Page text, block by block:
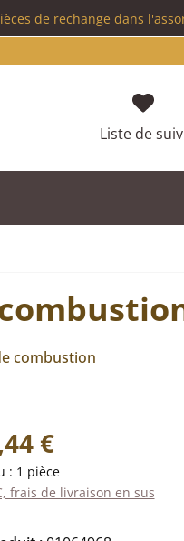
de rechange dans
Liste de
combustion
:€
: 1 pièce
frais de livraison en sus